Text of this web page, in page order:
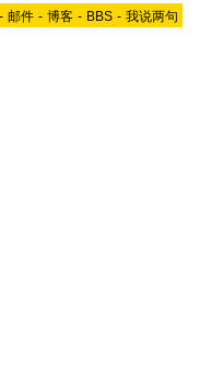
- 邮件 - 博客 - BBS - 我说两句